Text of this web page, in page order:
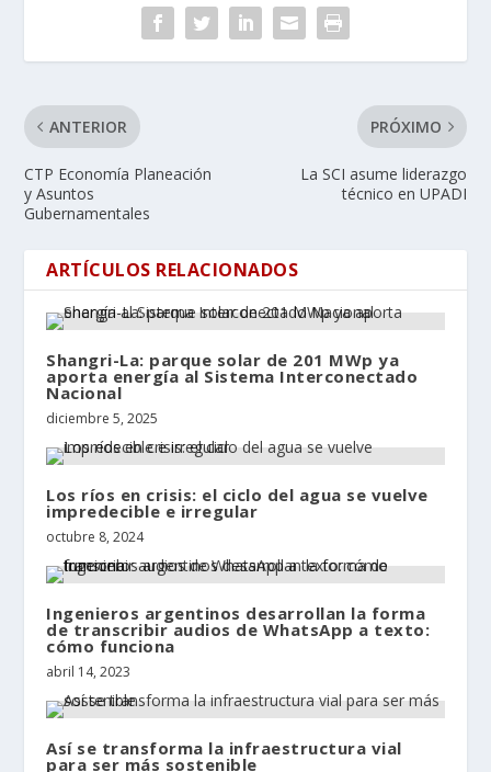
ANTERIOR
CTP Economía Planeación
y Asuntos
Gubernamentales
PRÓXIMO
La SCI asume liderazgo
técnico en UPADI
ARTÍCULOS RELACIONADOS
Shangri-La: parque solar de 201 MWp ya
aporta energía al Sistema Interconectado
Nacional
diciembre 5, 2025
Los ríos en crisis: el ciclo del agua se vuelve
impredecible e irregular
octubre 8, 2024
Ingenieros argentinos desarrollan la forma
de transcribir audios de WhatsApp a texto:
cómo funciona
abril 14, 2023
Así se transforma la infraestructura vial
para ser más sostenible